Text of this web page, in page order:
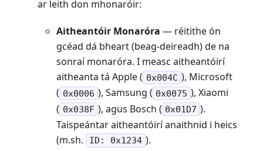
ar leith don mhonaróir:
Aitheantóir Monaróra — réitithe ón
gcéad dá bheart (beag-deireadh) de na
sonraí monaróra. I measc aitheantóirí
aitheanta tá Apple ( 0x004C ), Microsoft
( 0x0006 ), Samsung ( 0x0075 ), Xiaomi
( 0x038F ), agus Bosch ( 0x01D7 ).
Taispeántar aitheantóirí anaithnid i heics
(m.sh.
ID: 0x1234 ).